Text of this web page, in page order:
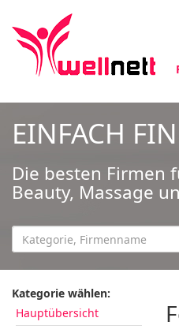
EINFACH
Die besten Firmen
Beauty, Massage
Kategorie wählen:
Hauptübersicht